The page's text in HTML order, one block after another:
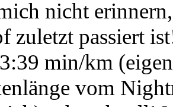
nicht
zuletzt passiert
min/km
vom